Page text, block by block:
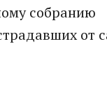
собранию
от